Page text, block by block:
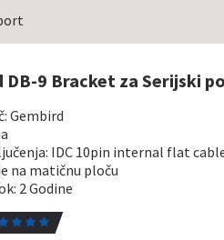
DB-9 Bracket za Serijski
Gembird
IDC 10pin internal flat
na matičnu ploču
2 Godine